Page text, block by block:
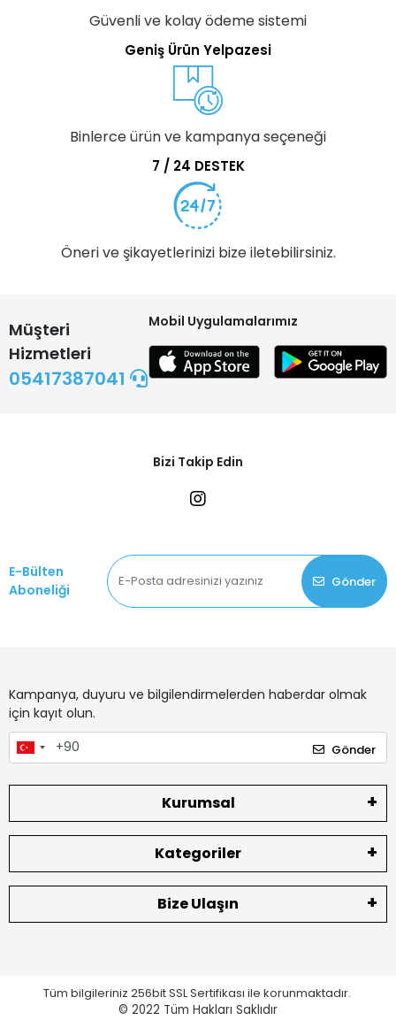
Güvenli ve kolay ödeme sistemi
Geniş Ürün Yelpazesi
Binlerce ürün ve kampanya seçeneği
7 / 24 DESTEK
Öneri ve şikayetlerinizi bize iletebilirsiniz.
Müşteri
Hizmetleri
05417387041
Mobil Uygulamalarımız
Bizi Takip Edin
E-Bülten
Aboneliği
Gönder
Kampanya, duyuru ve bilgilendirmelerden haberdar olmak
için kayıt olun.
Gönder
Kurumsal
Kategoriler
Bize Ulaşın
Tüm bilgileriniz 256bit SSL Sertifikası ile korunmaktadır.
© 2022 Tüm Hakları Saklıdır